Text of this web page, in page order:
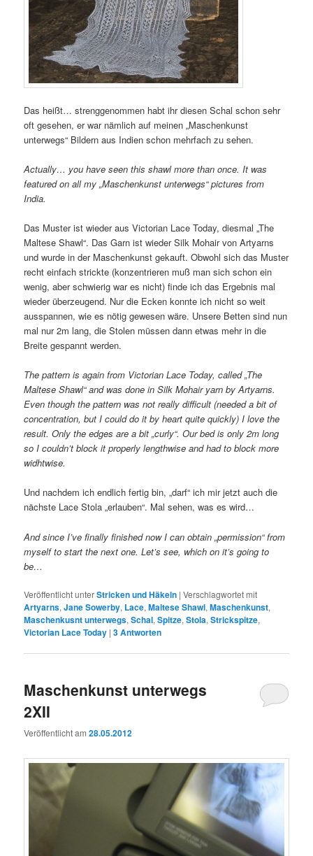
Das heißt… strenggenommen habt ihr diesen Schal schon sehr
oft gesehen, er war nämlich auf meinen „Maschenkunst
unterwegs“ Bildern aus Indien schon mehrfach zu sehen.
Actually… you have seen this shawl more than once. It was
featured on all my „Maschenkunst unterwegs“ pictures from
India.
Das Muster ist wieder aus Victorian Lace Today, diesmal „The
Maltese Shawl“. Das Garn ist wieder Silk Mohair von Artyarns
und wurde in der Maschenkunst gekauft. Obwohl sich das Muster
recht einfach strickte (konzentrieren muß man sich schon ein
wenig, aber schwierig war es nicht) finde ich das Ergebnis mal
wieder überzeugend. Nur die Ecken konnte ich nicht so weit
ausspannen, wie es nötig gewesen wäre. Unsere Betten sind nun
mal nur 2m lang, die Stolen müssen dann etwas mehr in die
Breite gespannt werden.
The pattern is again from Victorian Lace Today, called „The
Maltese Shawl“ and was done in Silk Mohair yarn by Artyarns.
Even though the pattern was not really difficult (needed a bit of
concentration, but I could do it by heart quite quickly) I love the
result. Only the edges are a bit „curly“. Our bed is only 2m long
so I couldn’t block it properly lengthwise and had to block more
widhtwise.
Und nachdem ich endlich fertig bin, „darf“ ich mir jetzt auch die
nächste Lace Stola „erlauben“. Mal sehen, was es wird…
And since I’ve finally finished now I can obtain „permission“ from
myself to start the next one. Let’s see, which on it’s going to
be…
Veröffentlicht unterStricken und Häkeln |Verschlagwortet mit
Artyarns,Jane Sowerby, Lace,Maltese Shawl,Maschenkunst,
Maschenkusnt unterwegs,Schal,Spitze,Stola,Strickspitze,
Victorian Lace Today |3Antworten
Maschenkunst unterwegs
2XII
Veröffentlicht am28.05.2012